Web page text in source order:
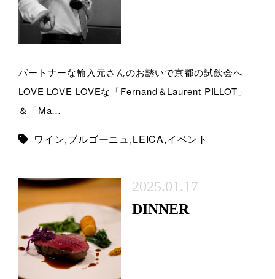
パートナーな輸入元さんのお誘いで京都の試飲会へ
LOVE LOVE LOVEな「Fernand＆Laurent PILLOT」
＆「Ma…
ワイン,ブルゴーニュ,LEICA,イベント
2025.01.17
DINNER